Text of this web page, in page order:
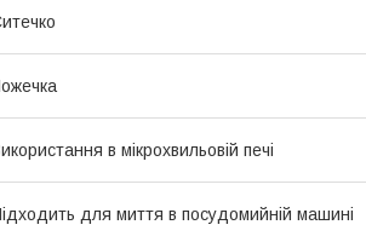
в мікрохвильовій печі
для миття в посудомийній машині